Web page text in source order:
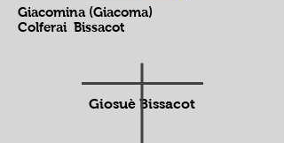
Giacomina (Giacoma)
Colferai Bissacot
Giosuè Bissacot